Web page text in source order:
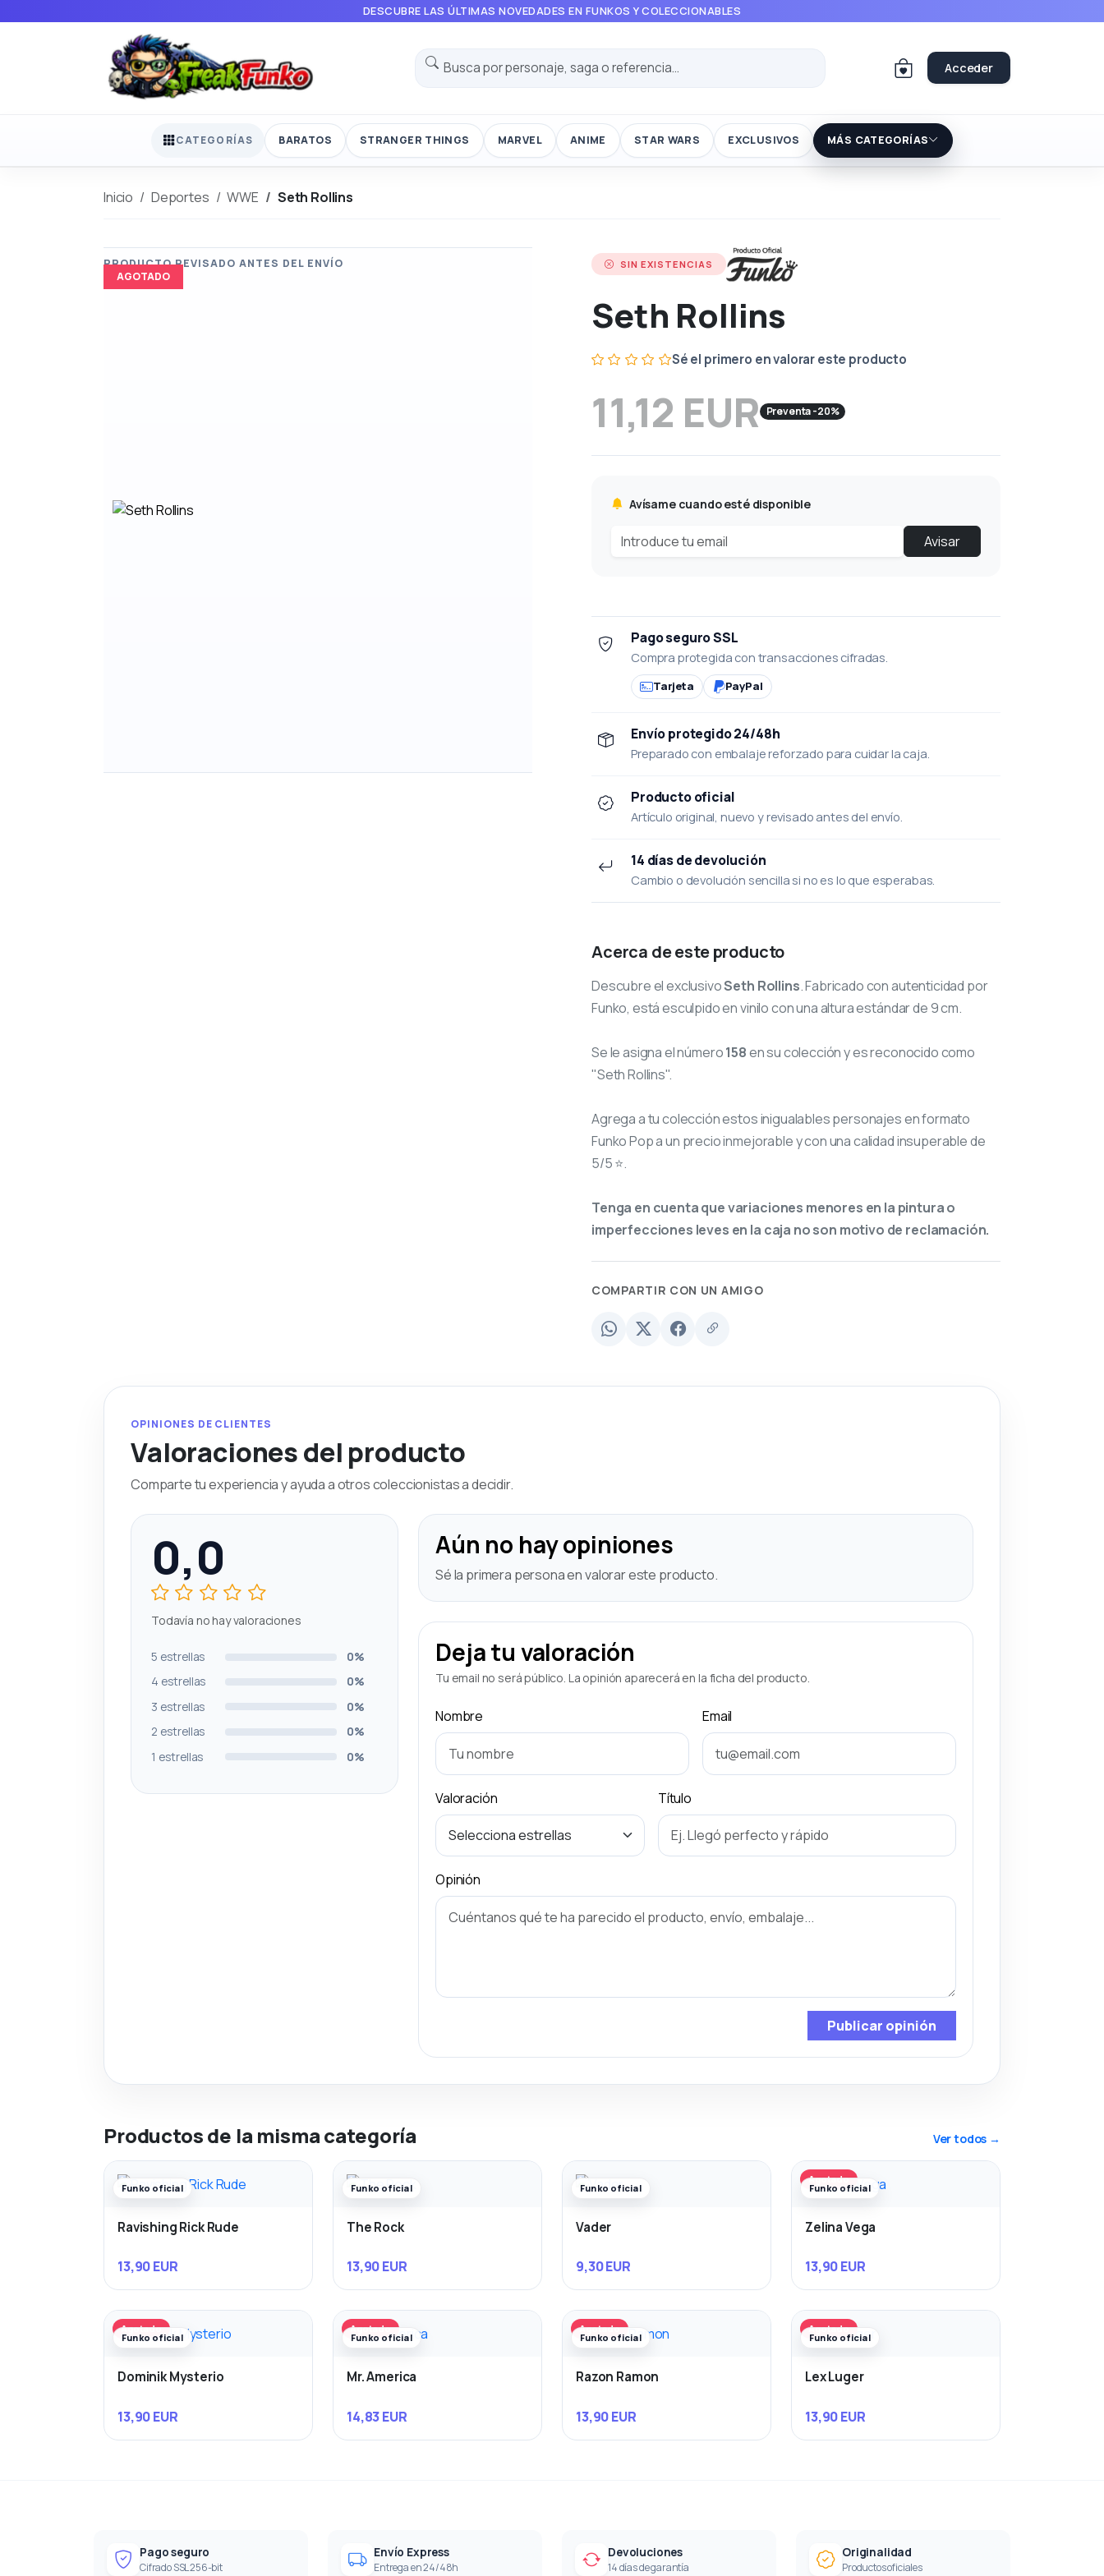
DESCUBRE LAS ÚLTIMAS NOVEDADES EN FUNKOS Y COLECCIONABLES
Acceder
CATEGORÍAS BARATOS STRANGER THINGS MARVEL ANIME STAR WARS EXCLUSIVOS MÁS CATEGORÍAS
Inicio Deportes WWE Seth Rollins
AGOTADO
SIN EXISTENCIAS
Seth Rollins
Sé el primero en valorar este producto
11,12 EUR Preventa -20%
Avísame cuando esté disponible
Avisar
Pago seguro SSL
Compra protegida con transacciones cifradas.
Tarjeta PayPal
Envío protegido 24/48h
Preparado con embalaje reforzado para cuidar la caja.
Producto oficial
Artículo original, nuevo y revisado antes del envío.
14 días de devolución
Cambio o devolución sencilla si no es lo que esperabas.
Acerca de este producto
Descubre el exclusivoSeth Rollins. Fabricado con autenticidad por
Funko, está esculpido en vinilo con una altura estándar de 9 cm.
Se le asigna el número158en su colección y es reconocido como
"Seth Rollins".
Agrega a tu colección estos inigualables personajes en formato
Funko Pop a un precio inmejorable y con una calidad insuperable de
5/5 ⭐.
Tenga en cuenta que variaciones menores en la pintura o
imperfecciones leves en la caja no son motivo de reclamación.
COMPARTIR CON UN AMIGO
OPINIONES DE CLIENTES
Valoraciones del producto
Comparte tu experiencia y ayuda a otros coleccionistas a decidir.
0,0
Todavía no hay valoraciones
5 estrellas
0%
4 estrellas
0%
3 estrellas
0%
2 estrellas
0%
1 estrellas
0%
Aún no hay opiniones
Sé la primera persona en valorar este producto.
Deja tu valoración
Tu email no será público. La opinión aparecerá en la ficha del producto.
Nombre Email
Valoración Título
Opinión
Publicar opinión
Productos de la misma categoría Ver todos →
Funko oficial
Ravishing Rick Rude
13,90 EUR
Funko oficial
The Rock
13,90 EUR
Funko oficial
Vader
9,30 EUR
Agotado
Funko oficial
Zelina Vega
13,90 EUR
Agotado
Funko oficial
Dominik Mysterio
13,90 EUR
Agotado
Funko oficial
Mr. America
14,83 EUR
Agotado
Funko oficial
Razon Ramon
13,90 EUR
Agotado
Funko oficial
Lex Luger
13,90 EUR
Pago seguro
Cifrado SSL 256-bit
Envío Express
Entrega en 24/48h
Devoluciones
14 días de garantía
Originalidad
Productos oficiales